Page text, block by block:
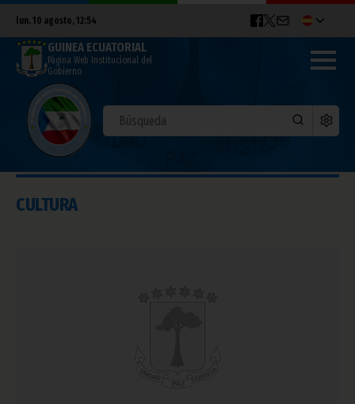
lun. 10 agosto, 12:54
GUINEA ECUATORIAL
Página Web Institucional del
Gobierno
CULTURA